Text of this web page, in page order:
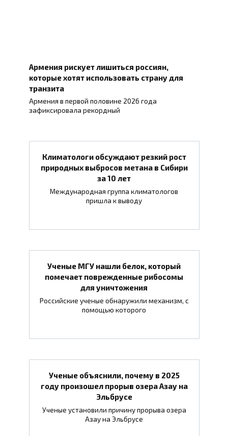
Армения рискует лишиться россиян,
которые хотят использовать страну для
транзита
Армения в первой половине 2026 года
зафиксировала рекордный
Климатологи обсуждают резкий рост
природных выбросов метана в Сибири
за 10 лет
Международная группа климатологов
пришла к выводу
Ученые МГУ нашли белок, который
помечает поврежденные рибосомы
для уничтожения
Российские ученые обнаружили механизм, с
помощью которого
Ученые объяснили, почему в 2025
году произошел прорыв озера Азау на
Эльбрусе
Ученые установили причину прорыва озера
Азау на Эльбрусе